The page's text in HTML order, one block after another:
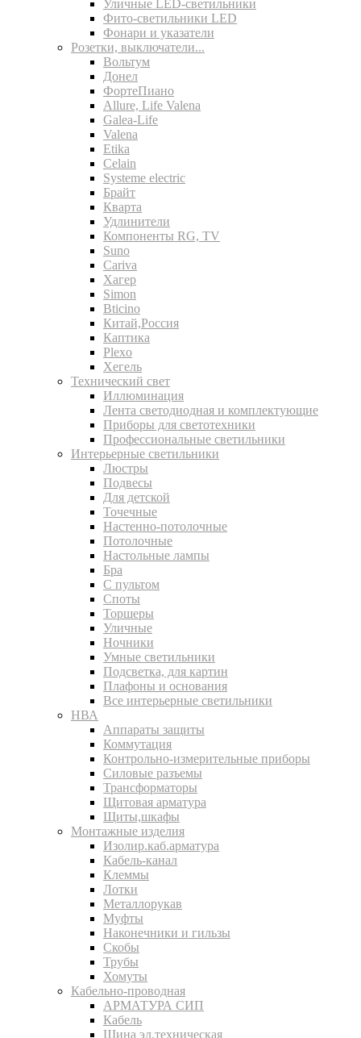
Уличные LED-светильники
Фито-светильники LED
Фонари и указатели
Розетки, выключатели...
Вольтум
Донел
ФортеПиано
Allure, Life Valena
Galea-Life
Valena
Etika
Celain
Systeme electric
Брайт
Кварта
Удлинители
Компоненты RG, TV
Suno
Cariva
Хагер
Simon
Bticino
Китай,Россия
Каптика
Plexo
Хегель
Технический свет
Иллюминация
Лента светодиодная и комплектующие
Приборы для светотехники
Профессиональные светильники
Интерьерные светильники
Люстры
Подвесы
Для детской
Точечные
Настенно-потолочные
Потолочные
Настольные лампы
Бра
С пультом
Споты
Торшеры
Уличные
Ночники
Умные светильники
Подсветка, для картин
Плафоны и основания
Все интерьерные светильники
НВА
Аппараты защиты
Коммутация
Контрольно-измерительные приборы
Силовые разъемы
Трансформаторы
Щитовая арматура
Щиты,шкафы
Монтажные изделия
Изолир.каб.арматура
Кабель-канал
Клеммы
Лотки
Металлорукав
Муфты
Наконечники и гильзы
Скобы
Трубы
Хомуты
Кабельно-проводная
АРМАТУРА СИП
Кабель
Шина эл.техническая